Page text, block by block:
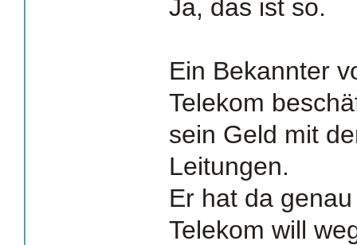
Ja, das ist so.
Ein Bekannter
Telekom
sein Geld mit
Leitungen.
Er hat da
Telekom will